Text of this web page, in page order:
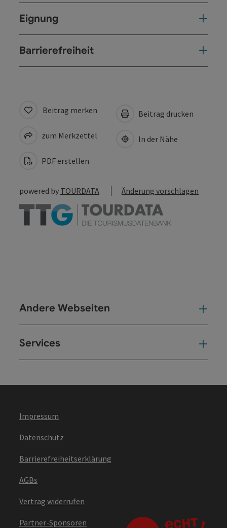
Eignung
Barrierefreiheit
Beitrag merken
zum Merkzettel
PDF erstellen
Beitrag drucken
In der Nähe
powered by TOURDATA Änderung vorschlagen
Andere Webseiten
Services
Impressum
Datenschutz
Barrierefreiheitserklärung
AGBs
Vertrag widerrufen
Partner-Sponsoren